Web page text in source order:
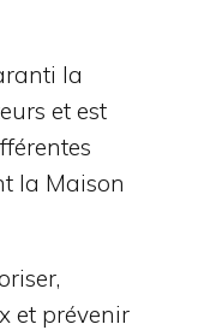
la
et est
la Maison
et prévenir